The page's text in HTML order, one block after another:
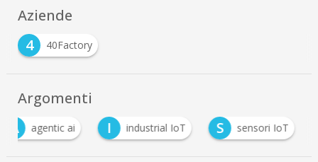
Aziende
4
40Factory
Argomenti
A
agentic ai I industrial IoT S sensori IoT